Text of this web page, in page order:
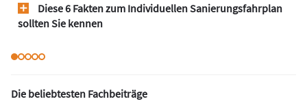
Diese 6 Fakten zum Individuellen Sanierungsfahrplan
sollten Sie kennen
Die beliebtesten Fachbeiträge